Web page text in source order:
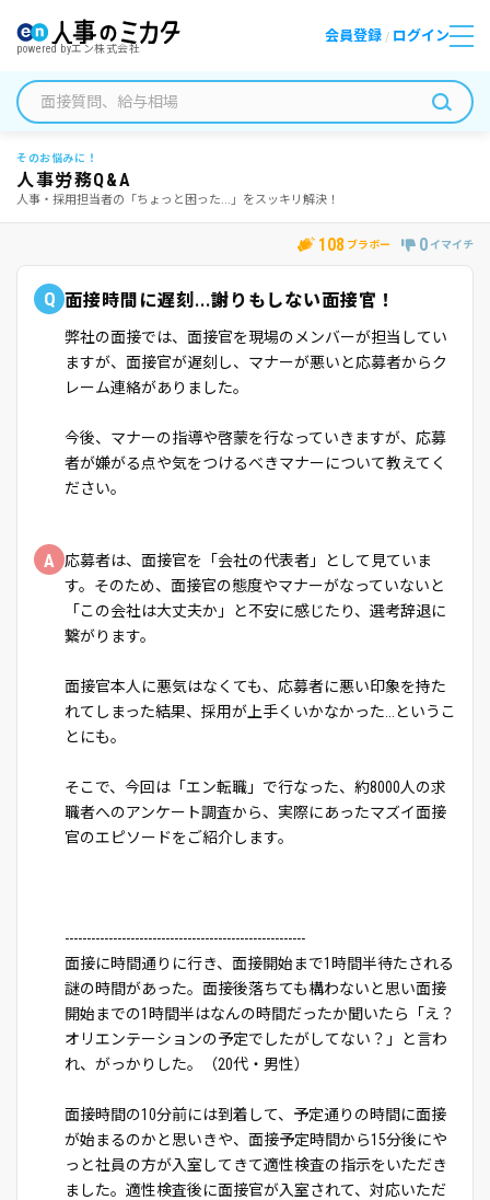
powered byエン株式会社
会員登録 / ログイン
そのお悩みに！
人事労務Q&A
人事・採用担当者の「ちょっと困った...」をスッキリ解決！
108 ブラボー 0 イマイチ
Q 面接時間に遅刻...謝りもしない面接官！
弊社の面接では、面接官を現場のメンバーが担当してい
ますが、面接官が遅刻し、マナーが悪いと応募者からク
レーム連絡がありました。
今後、マナーの指導や啓蒙を行なっていきますが、応募
者が嫌がる点や気をつけるべきマナーについて教えてく
ださい。
A
応募者は、面接官を「会社の代表者」として見ていま
す。そのため、面接官の態度やマナーがなっていないと
「この会社は大丈夫か」と不安に感じたり、選考辞退に
繋がります。
面接官本人に悪気はなくても、応募者に悪い印象を持た
れてしまった結果、採用が上手くいかなかった...というこ
とにも。
そこで、今回は「エン転職」で行なった、約8000人の求
職者へのアンケート調査から、実際にあったマズイ面接
官のエピソードをご紹介します。
-------------------------------------------------------
面接に時間通りに行き、面接開始まで1時間半待たされる
謎の時間があった。面接後落ちても構わないと思い面接
開始までの1時間半はなんの時間だったか聞いたら「え？
オリエンテーションの予定でしたがしてない？」と言わ
れ、がっかりした。（20代・男性）
面接時間の10分前には到着して、予定通りの時間に面接
が始まるのかと思いきや、面接予定時間から15分後にや
っと社員の方が入室してきて適性検査の指示をいただき
ました。適性検査後に面接官が入室されて、対応いただ